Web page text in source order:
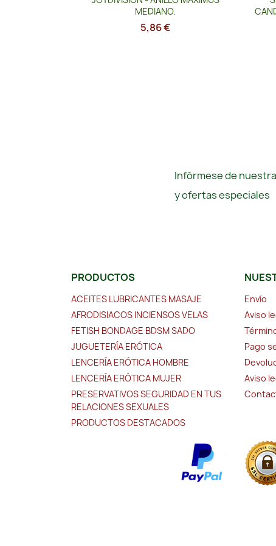
MEDIANO.
5,86 €
Infórmese de
y ofertas especiales
PRODUCTOS
ACEITES LUBRICANTES MASAJE
AFRODISIACOS INCIENSOS VELAS
FETISH BONDAGE BDSM SADO
JUGUETERÍA ERÓTICA
LENCERÍA ERÓTICA HOMBRE
LENCERÍA ERÓTICA MUJER
PRESERVATIVOS SEGURIDAD EN TUS
RELACIONES SEXUALES
PRODUCTOS DESTACADOS
Envío
Aviso
Pago
Aviso